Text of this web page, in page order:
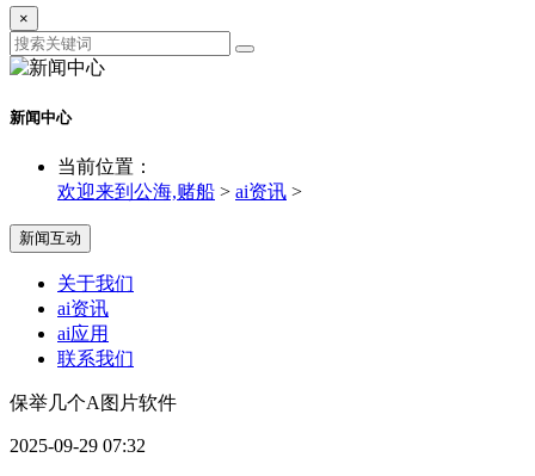
×
新闻中心
当前位置：
欢迎来到公海,赌船 > ai资讯 >
新闻互动
关于我们
ai资讯
ai应用
联系我们
保举几个A图片软件
2025-09-29 07:32